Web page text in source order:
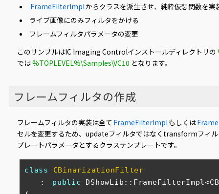
FrameFilterImplからクラスを派生させ、純粋仮想関数を実
ライブ画像にのみフィルタをかける
フレームフィルタパラメータの変更
このサンプルはIC Imaging Controlインストールディレクトリの
では%TOPLEVEL%\Samples\VC10 となります。
フレームフィルタの作成
フレームフィルタの実装は全て FrameFilterImplもしくは
セルを変更するため、updateフィルタではなくtransformフィ
プレートパラメータとするクラステンプレートです。
class
CBinarizationFilter
:
public